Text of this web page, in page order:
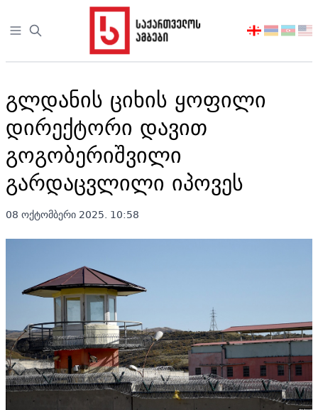
Open sidebar
აირჩიეთ
გლდანის ციხის ყოფილი
დირექტორი დავით
გოგობერიშვილი
გარდაცვლილი იპოვეს
08 ოქტომბერი 2025. 10:58